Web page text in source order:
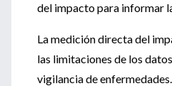
del impacto para informar
La medición directa del
las limitaciones de los
vigilancia de